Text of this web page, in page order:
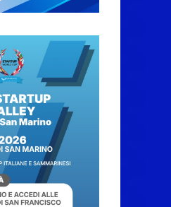
utile deve
Civile San
Incendi
attivazione
preliminare
dal 3 al
2026